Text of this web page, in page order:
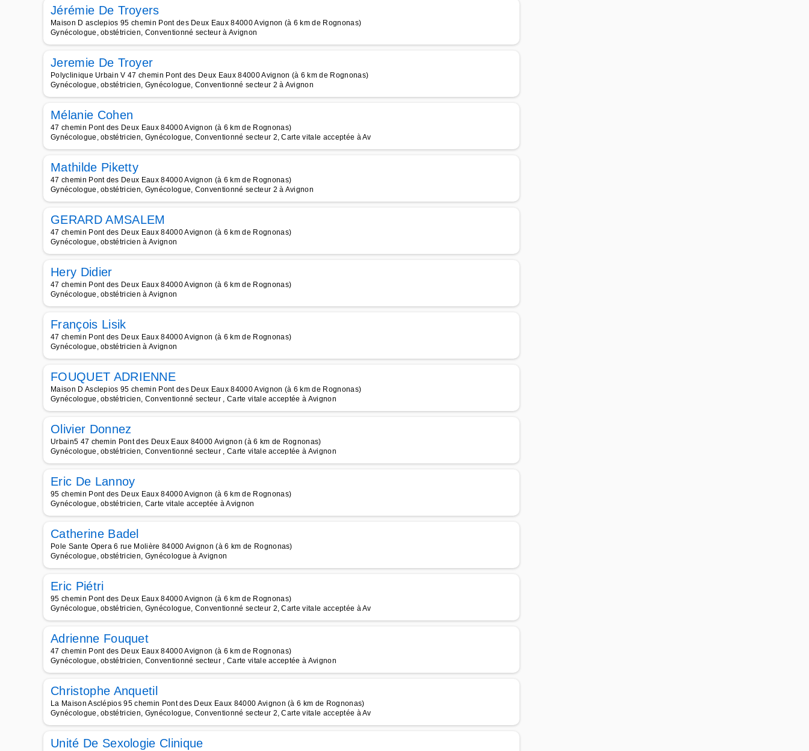
Jérémie De Troyers
Maison D asclepios 95 chemin Pont des Deux Eaux 84000 Avignon (à 6 km de Rognonas)
Gynécologue, obstétricien, Conventionné secteur à Avignon
Jeremie De Troyer
Polyclinique Urbain V 47 chemin Pont des Deux Eaux 84000 Avignon (à 6 km de Rognonas)
Gynécologue, obstétricien, Gynécologue, Conventionné secteur 2 à Avignon
Mélanie Cohen
47 chemin Pont des Deux Eaux 84000 Avignon (à 6 km de Rognonas)
Gynécologue, obstétricien, Gynécologue, Conventionné secteur 2, Carte vitale acceptée à Av
Mathilde Piketty
47 chemin Pont des Deux Eaux 84000 Avignon (à 6 km de Rognonas)
Gynécologue, obstétricien, Gynécologue, Conventionné secteur 2 à Avignon
GERARD AMSALEM
47 chemin Pont des Deux Eaux 84000 Avignon (à 6 km de Rognonas)
Gynécologue, obstétricien à Avignon
Hery Didier
47 chemin Pont des Deux Eaux 84000 Avignon (à 6 km de Rognonas)
Gynécologue, obstétricien à Avignon
François Lisik
47 chemin Pont des Deux Eaux 84000 Avignon (à 6 km de Rognonas)
Gynécologue, obstétricien à Avignon
FOUQUET ADRIENNE
Maison D Asclepios 95 chemin Pont des Deux Eaux 84000 Avignon (à 6 km de Rognonas)
Gynécologue, obstétricien, Conventionné secteur , Carte vitale acceptée à Avignon
Olivier Donnez
Urbain5 47 chemin Pont des Deux Eaux 84000 Avignon (à 6 km de Rognonas)
Gynécologue, obstétricien, Conventionné secteur , Carte vitale acceptée à Avignon
Eric De Lannoy
95 chemin Pont des Deux Eaux 84000 Avignon (à 6 km de Rognonas)
Gynécologue, obstétricien, Carte vitale acceptée à Avignon
Catherine Badel
Pole Sante Opera 6 rue Molière 84000 Avignon (à 6 km de Rognonas)
Gynécologue, obstétricien, Gynécologue à Avignon
Eric Piétri
95 chemin Pont des Deux Eaux 84000 Avignon (à 6 km de Rognonas)
Gynécologue, obstétricien, Gynécologue, Conventionné secteur 2, Carte vitale acceptée à Av
Adrienne Fouquet
47 chemin Pont des Deux Eaux 84000 Avignon (à 6 km de Rognonas)
Gynécologue, obstétricien, Conventionné secteur , Carte vitale acceptée à Avignon
Christophe Anquetil
La Maison Asclépios 95 chemin Pont des Deux Eaux 84000 Avignon (à 6 km de Rognonas)
Gynécologue, obstétricien, Gynécologue, Conventionné secteur 2, Carte vitale acceptée à Av
Unité De Sexologie Clinique